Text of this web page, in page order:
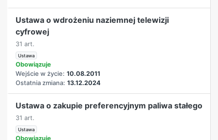
Ustawa o wdrożeniu naziemnej telewizji
cyfrowej
31 art.
Ustawa
Obowiązuje
Wejście w życie: 10.08.2011
Ostatnia zmiana: 13.12.2024
Ustawa o zakupie preferencyjnym paliwa stałego
31 art.
Ustawa
Obowiązuje